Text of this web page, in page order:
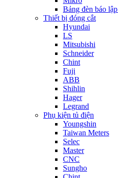
Bảng đèn báo
Thiết bị đóng cắt
Hyundai
LS
Mitsubishi
Schneider
Chint
Fuji
ABB
Shihlin
Hager
Legrand
Phụ kiện tủ điện
Youngshin
Taiwan Meters
Selec
Master
CNC
Sungho